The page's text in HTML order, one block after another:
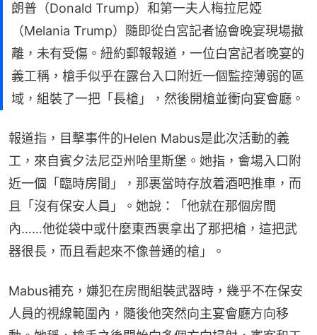
朗普（Donald Trump）和第一夫人梅拉尼婭
（Melania Trump）隨即從白宮記者協會晚宴現場撤
離，未有受傷。紐約郵報報道，一位白宮記者晚宴的
義工稱，槍手似乎在露台入口附近一個監控薄弱的區
域，組裝了一把「長槍」，然後開槍並衝向宴會廳。
報道指，目擊事件的Helen Mabus是此次活動的義
工，來自賓夕法尼亞州哈里斯堡。她指，會場入口附
近一個「臨時房間」，那裹當時存放着酒吧推車，而
且「沒有保安人員」。她說：「他就在那個房間
內……他從袋中或什麼東西裹拿出了那把槍，這把武
器很長，而且看起來不像普通的槍」。
Mabus補充，嫌犯在房間組裝武器時，幾乎不在保安
人員的視線範圍內，隨後他突然向主宴會廳方向移